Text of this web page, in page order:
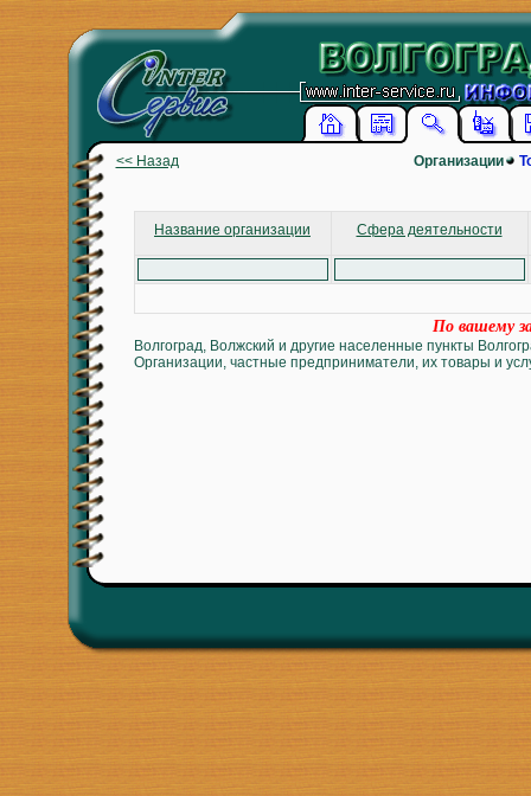
<< Назад Организации
Название организации Сфера деятельности
По вашему
Волгоград, Волжский и другие населенные пункты
Организации, частные предприниматели, их товары и